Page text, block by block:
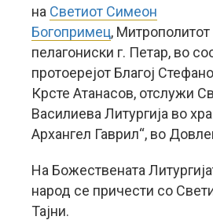
на Светиот Симеон
Богопримец,
пелагониски г. Петар, во
протоерејот Благој
Крсте Атанасов, отслужи
Василиева Литургија во
Архангел Гаврил“, во
На Божествената
народ се причести со
Тајни.